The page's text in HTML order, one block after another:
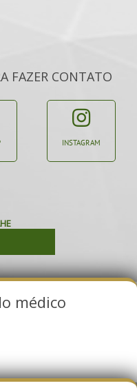
FAZER CONTATO
INSTAGRAM
médico